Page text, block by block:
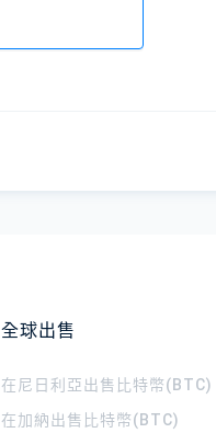
全球出售
在尼日利亞出售比特幣(BTC)
在加納出售比特幣(BTC)